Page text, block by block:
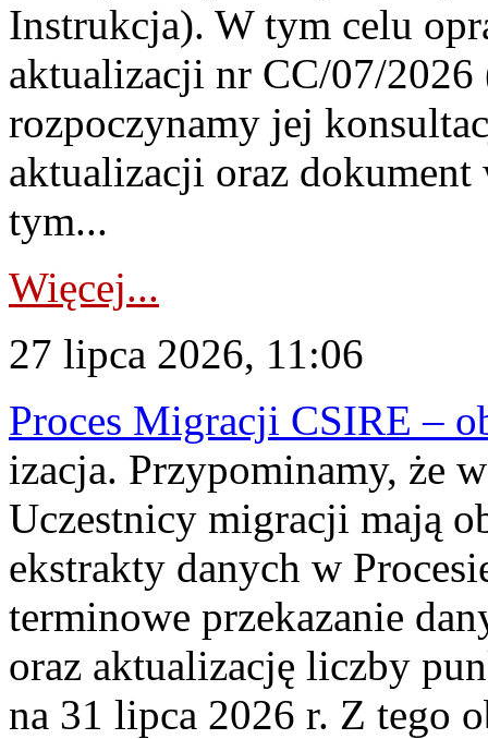
Instrukcja). W tym celu
aktualizacji nr CC/07/
rozpoczynamy jej
aktualizacji oraz
tym...
Więcej...
27 lipca 2026, 11:06
Proces Migracji CSIRE –
izacja. Przypominamy, że
Uczestnicy migracji mają
ekstrakty danych w
terminowe przekazanie
oraz aktualizację liczby
na 31 lipca 2026 r. Z tego